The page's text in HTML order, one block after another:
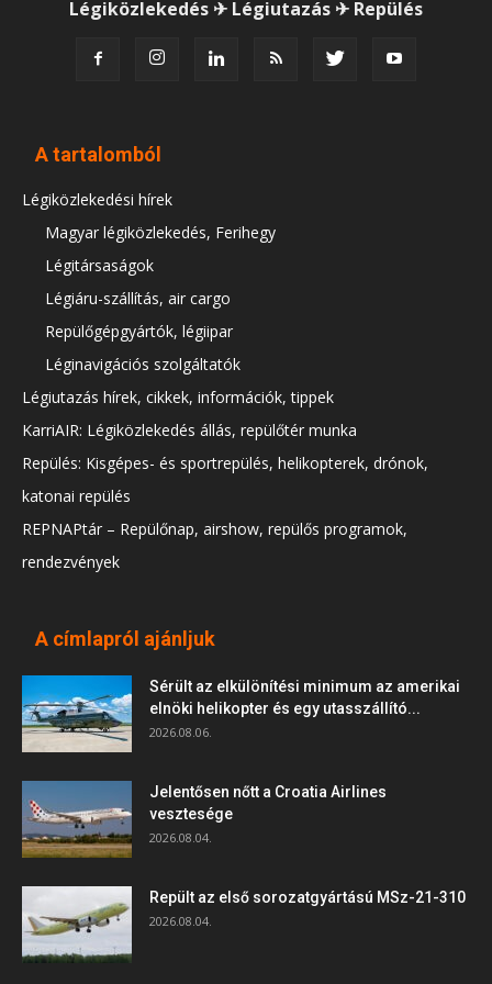
Légiközlekedés ✈ Légiutazás ✈ Repülés
A tartalomból
Légiközlekedési hírek
Magyar légiközlekedés, Ferihegy
Légitársaságok
Légiáru-szállítás, air cargo
Repülőgépgyártók, légiipar
Léginavigációs szolgáltatók
Légiutazás hírek, cikkek, információk, tippek
KarriAIR: Légiközlekedés állás, repülőtér munka
Repülés: Kisgépes- és sportrepülés, helikopterek, drónok,
katonai repülés
REPNAPtár – Repülőnap, airshow, repülős programok,
rendezvények
A címlapról ajánljuk
Sérült az elkülönítési minimum az amerikai
elnöki helikopter és egy utasszállító...
2026.08.06.
Jelentősen nőtt a Croatia Airlines
vesztesége
2026.08.04.
Repült az első sorozatgyártású MSz-21-310
2026.08.04.